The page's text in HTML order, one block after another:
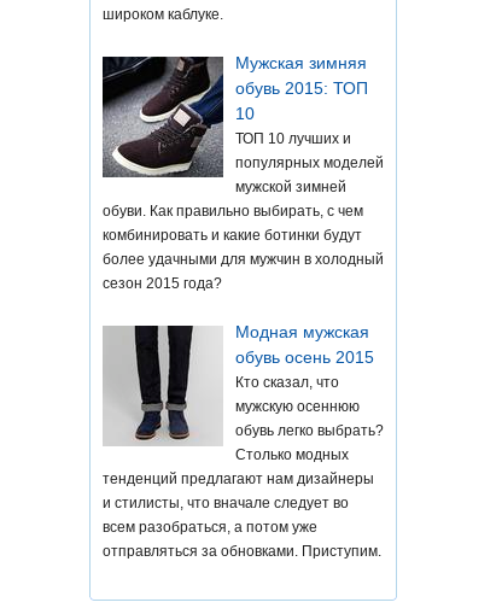
широком каблуке.
Мужская зимняя
обувь 2015: ТОП
10
ТОП 10 лучших и
популярных моделей
мужской зимней
обуви. Как правильно выбирать, с чем
комбинировать и какие ботинки будут
более удачными для мужчин в холодный
сезон 2015 года?
Модная мужская
обувь осень 2015
Кто сказал, что
мужскую осеннюю
обувь легко выбрать?
Столько модных
тенденций предлагают нам дизайнеры
и стилисты, что вначале следует во
всем разобраться, а потом уже
отправляться за обновками. Приступим.